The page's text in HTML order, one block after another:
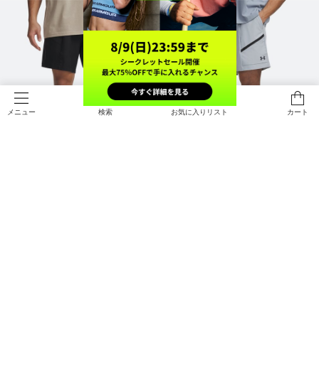
メニュー 検索 お気に入りリスト カート